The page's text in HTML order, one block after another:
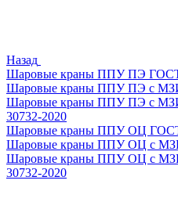
Назад
Шаровые краны ППУ ПЭ ГОСТ
Шаровые краны ППУ ПЭ с
Шаровые краны ППУ ПЭ с
30732-2020
Шаровые краны ППУ ОЦ ГОСТ
Шаровые краны ППУ ОЦ с
Шаровые краны ППУ ОЦ с
30732-2020